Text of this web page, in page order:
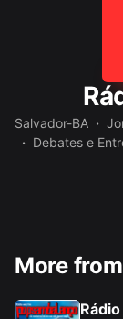
Salvador-BA
Debates e
More